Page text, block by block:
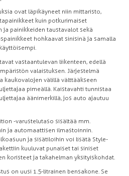
ovat läpikäyneet niin mittaristo,
kuin potkurimaiset
painikkeiden taustavalot sekä
hohkaavat sinisinä ja samalla
vastaantulevan liikenteen, edellä
valaistuksen. Järjestelmä
kaukovalojen välillä välttääkseen
pimeällä. Kaistavahti tunnistaa
äänimerkillä, jos auto ajautuu
-varustelutaso sisältää mm.
ja automaattisen ilmastoinnin.
ja sisätiloihin voi lisätä Style-
kuuluvat punaiset tai siniset
koristeet ja takahelman yksityiskohdat.
on uusi 1.5-litrainen bensakone. Se